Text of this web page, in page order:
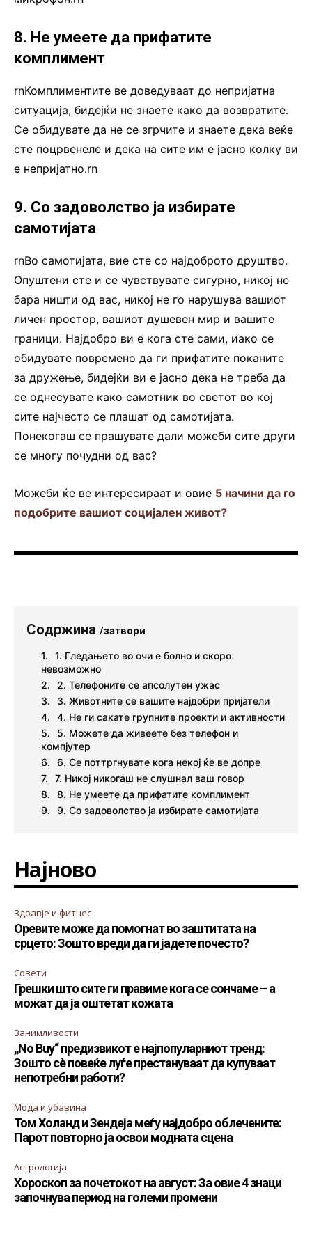
8. Не умеете да прифатите
комплимент
rnКомплиментите ве доведуваат до непријатна
ситуација, бидејќи не знаете како да возвратите.
Се обидувате да не се згрчите и знаете дека веќе
сте поцрвенеле и дека на сите им е јасно колку ви
е непријатно.rn
9. Со задоволство ја избирате
самотијата
rnВо самотијата, вие сте со најдоброто друштво.
Опуштени сте и се чувствувате сигурно, никој не
бара ништи од вас, никој не го нарушува вашиот
личен простор, вашиот душевен мир и вашите
граници. Најдобро ви е кога сте сами, иако се
обидувате повремено да ги прифатите поканите
за дружење, бидејќи ви е јасно дека не треба да
се однесувате како самотник во светот во кој
сите најчесто се плашат од самотијата.
Понекогаш се прашувате дали можеби сите други
се многу почудни од вас?
Можеби ќе ве интересираат и овие 5 начини да го
подобрите вашиот социјален живот?
Содржина /затвори
1. Гледањето во очи е болно и скоро
невозможно
2. Телефоните се апсолутен ужас
3. Животните се вашите најдобри пријатели
4. Не ги сакате групните проекти и активности
5. Можете да живеете без телефон и
компјутер
6. Се поттргнувате кога некој ќе ве допре
7. Никој никогаш не слушнал ваш говор
8. Не умеете да прифатите комплимент
9. Со задоволство ја избирате самотијата
Најново
Здравје и фитнес
Оревите може да помогнат во заштитата на
срцето: Зошто вреди да ги јадете почесто?
Совети
Грешки што сите ги правиме кога се сончаме – а
можат да ја оштетат кожата
Занимливости
„No Buy“ предизвикот е најпопуларниот тренд:
Зошто сè повеќе луѓе престануваат да купуваат
непотребни работи?
Мода и убавина
Том Холанд и Зендеја меѓу најдобро облечените:
Парот повторно ја освои модната сцена
Астрологија
Хороскоп за почетокот на август: За овие 4 знаци
започнува период на големи промени